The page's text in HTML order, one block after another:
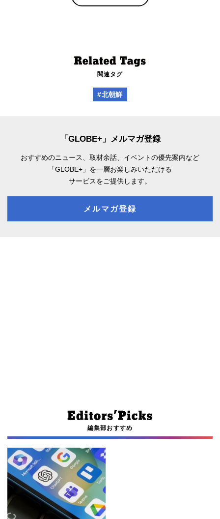
関連タグ
#北朝鮮
「GLOBE+」メルマガ登録
おすすめのニュース、取材余話、 イベントの優先案内など
「GLOBE+」を一層お楽しみいただける
サービスをご提供します。
メルマガ登録
編集部おすすめ